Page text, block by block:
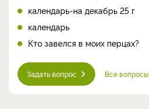
календарь-на декабрь 25 г
календарь
Кто завелся в моих перцах?
Задать вопрос Все вопросы